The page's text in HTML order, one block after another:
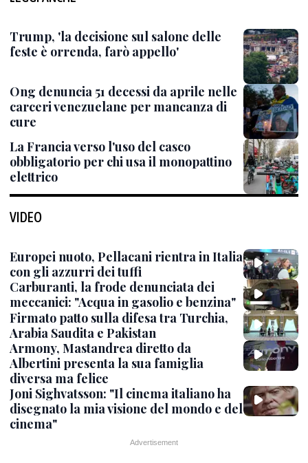
Trump, 'la decisione sul salone delle
feste è orrenda, farò appello'
Ong denuncia 51 decessi da aprile nelle
carceri venezuelane per mancanza di
cure
La Francia verso l'uso del casco
obbligatorio per chi usa il monopattino
elettrico
VIDEO
Europei nuoto, Pellacani rientra in Italia
con gli azzurri dei tuffi
Carburanti, la frode denunciata dei
meccanici: "Acqua in gasolio e benzina"
Firmato patto sulla difesa tra Turchia,
Arabia Saudita e Pakistan
Armony, Mastandrea diretto da
Albertini presenta la sua famiglia
diversa ma felice
Joni Sighvatsson: "Il cinema italiano ha
disegnato la mia visione del mondo e del
cinema"